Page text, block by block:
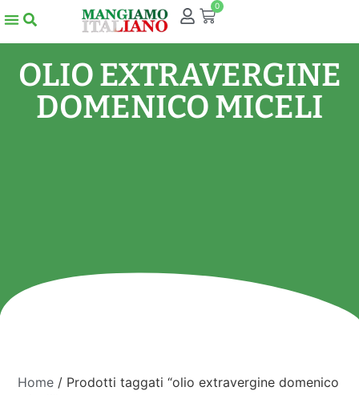
0
OLIO EXTRAVERGINE
DOMENICO MICELI
Home / Prodotti taggati “olio extravergine domenico